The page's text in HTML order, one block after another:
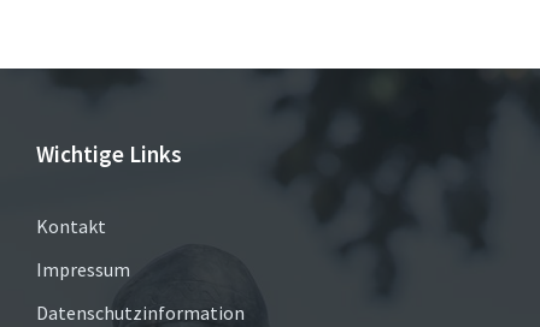
Wichtige Links
Kontakt
Impressum
Datenschutzinformation